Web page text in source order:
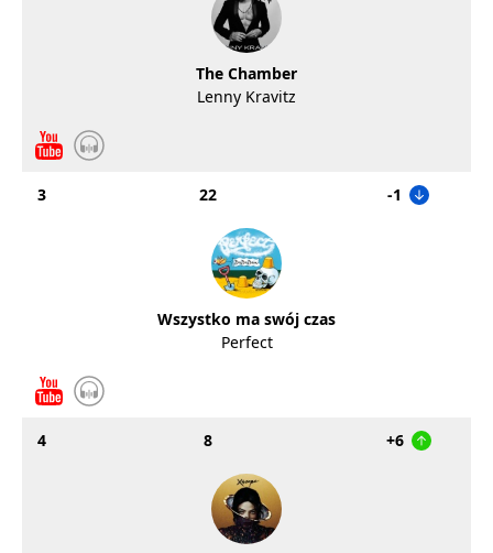
The Chamber
Lenny Kravitz
3 22 -1
Wszystko ma swój czas
Perfect
4 8 +6